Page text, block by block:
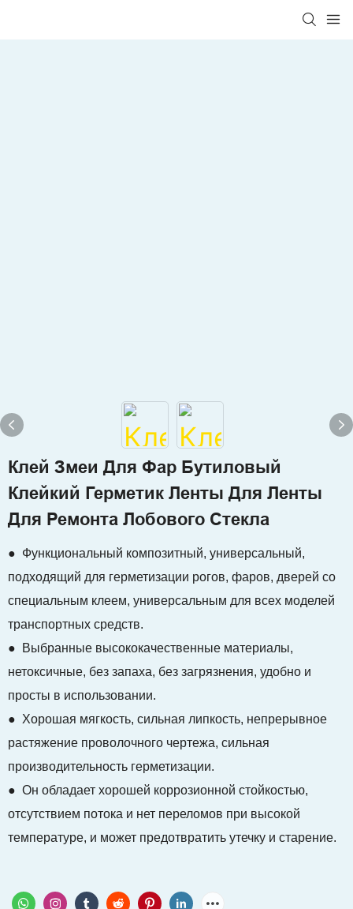
Клей Змеи Для Фар Бутиловый
Клейкий Герметик Ленты Для Ленты
Для Ремонта Лобового Стекла
● Функциональный композитный, универсальный,
подходящий для герметизации рогов, фаров, дверей со
специальным клеем, универсальным для всех моделей
транспортных средств.
● Выбранные высококачественные материалы,
нетоксичные, без запаха, без загрязнения, удобно и
просты в использовании.
● Хорошая мягкость, сильная липкость, непрерывное
растяжение проволочного чертежа, сильная
производительность герметизации.
● Он обладает хорошей коррозионной стойкостью,
отсутствием потока и нет переломов при высокой
температуре, и может предотвратить утечку и старение.